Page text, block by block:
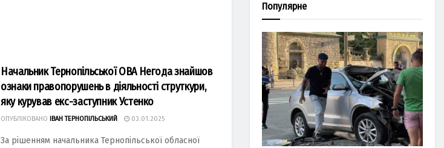
Начальник Тернопільської ОВА Негода знайшов
ознаки правопорушень в діяльності струткури,
яку курував екс-заступник Устенко
ОПУБЛІКОВАНО ІВАН ТЕРНОПІЛЬСЬКИЙ 03.01.2025
За рішенням начальника Тернопільської обласної
Популярне